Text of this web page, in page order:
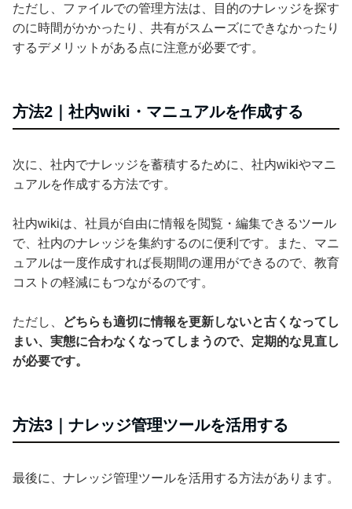
ただし、ファイルでの管理方法は、目的のナレッジを探す
のに時間がかかったり、共有がスムーズにできなかったり
するデメリットがある点に注意が必要です。
方法2｜社内wiki・マニュアルを作成する
次に、社内でナレッジを蓄積するために、社内wikiやマニ
ュアルを作成する方法です。
社内wikiは、社員が自由に情報を閲覧・編集できるツール
で、社内のナレッジを集約するのに便利です。また、マニ
ュアルは一度作成すれば長期間の運用ができるので、教育
コストの軽減にもつながるのです。
ただし、
どちらも適切に情報を更新しないと古くなってし
まい、実態に合わなくなってしまうので、定期的な見直し
が必要です。
方法3｜ナレッジ管理ツールを活用する
最後に、ナレッジ管理ツールを活用する方法があります。